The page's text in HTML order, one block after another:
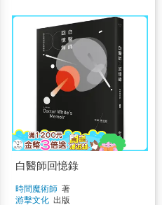
白醫師回憶錄
時間魔術師 著
游擊文化 出版